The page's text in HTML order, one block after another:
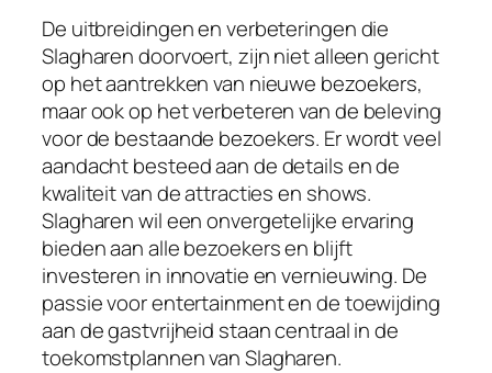
De uitbreidingen en verbeteringen die
Slagharen doorvoert, zijn niet alleen gericht
op het aantrekken van nieuwe bezoekers,
maar ook op het verbeteren van de beleving
voor de bestaande bezoekers. Er wordt veel
aandacht besteed aan de details en de
kwaliteit van de attracties en shows.
Slagharen wil een onvergetelijke ervaring
bieden aan alle bezoekers en blijft
investeren in innovatie en vernieuwing. De
passie voor entertainment en de toewijding
aan de gastvrijheid staan centraal in de
toekomstplannen van Slagharen.